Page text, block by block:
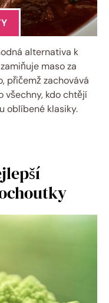
alternativa k
maso za
přičemž zachovává
všechny, kdo chtějí
oblíbené klasiky.